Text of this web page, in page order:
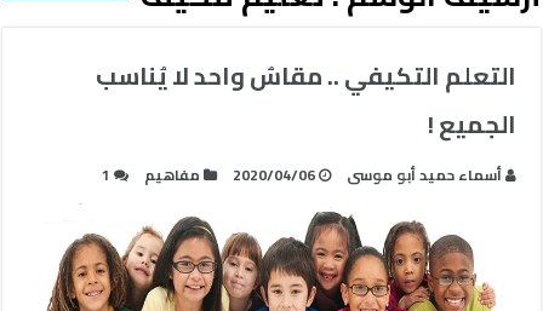
التعلم التكيفي .. مقاسٌ واحد لا يُناسب
الجميع !
أسماء حميد أبو موسى 2020/04/06 مفاهيم 1